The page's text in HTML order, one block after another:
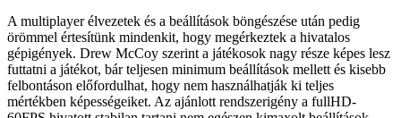
A multiplayer élvezetek és a beállítások böngészése után pedig
örömmel értesítünk mindenkit, hogy megérkeztek a hivatalos
gépigények. Drew McCoy szerint a játékosok nagy része képes lesz
futtatni a játékot, bár teljesen minimum beállítások mellett és kisebb
felbontáson előfordulhat, hogy nem használhatják ki teljes
mértékben képességeiket. Az ajánlott rendszerigény a fullHD-